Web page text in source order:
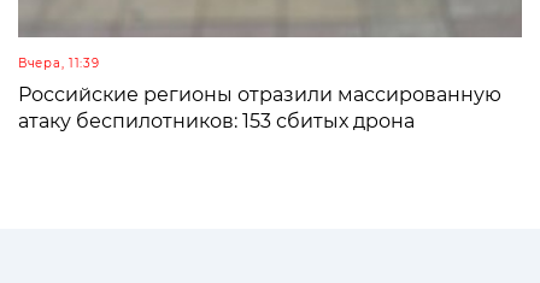
Вчера, 11:39
Российские регионы отразили массированную
атаку беспилотников: 153 сбитых дрона